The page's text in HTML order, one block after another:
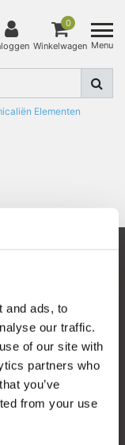
and ads, to
our traffic.
of our site with
partners who
you’ve
from your use
0
Winkelwagen Menu
Elementen
to stay
and
next
from